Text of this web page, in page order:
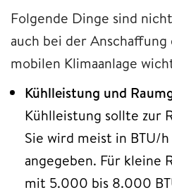
Folgende Dinge sind
auch bei der
mobilen Klimaanlage
Kühlleistung und
Kühlleistung sollte zur
Sie wird meist in BTU/
angegeben. Für kleine
mit 5.000 bis 8.000